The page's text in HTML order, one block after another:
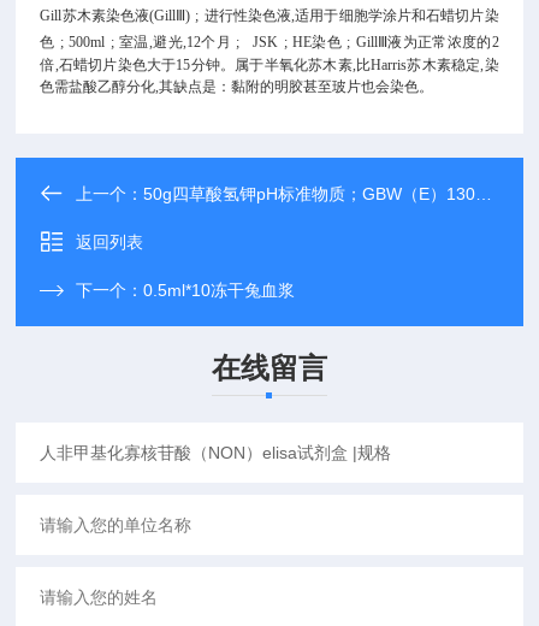
Gill苏木素染色液(GillⅢ) ; 进行性染色液,适用于细胞学涂片和石蜡切片染
色 ; 500ml ; 室温,避光,12个月 ; JSK ; HE染色 ; GillⅢ液为正常浓度的2
倍,石蜡切片染色大于15分钟。属于半氧化苏木素,比Harris苏木素稳定,染
色需盐酸乙醇分化,其缺点是：黏附的明胶甚至玻片也会染色。
上一个：50g四草酸氢钾pH标准物质；GBW（E）130193
返回列表
下一个：0.5ml*10冻干兔血浆
在线留言